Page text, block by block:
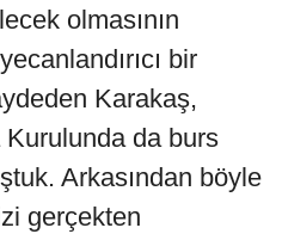
olmasının
bir
Karakaş,
Kurulunda da burs
Arkasından böyle
gerçekten